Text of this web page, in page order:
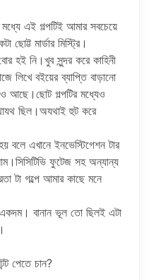
এই গল্পটিই আমার সবচেয়ে
মার্ডার মিস্ট্রি।
হই নি।খুব সুন্দর করে কাহিনী
লিখে বইয়ের ব্যাপ্তি বাড়ানো
আছে।ছোট গল্পটির মধ্যেও
ছিল।অযথাই হুট করে
বলে এখানে ইনভেস্টিগেশন টার
ফুটেজ সহ অন্যান্য
টা গল্পে আমার কাছে মনে
বানান ভূল তো ছিলই এটা
পেতে চান?